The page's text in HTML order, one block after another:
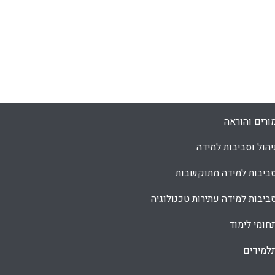
והוראה
וסביבות למידה
למידה מתוקשבות
למידה עתירות טכנולוגיה
לימוד